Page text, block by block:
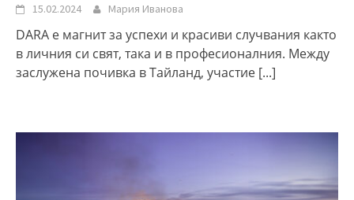
15.02.2024 Мария Иванова
DARA е магнит за успехи и красиви случвания както
в личния си свят, така и в професионалния. Между
заслужена почивка в Тайланд, участие [...]